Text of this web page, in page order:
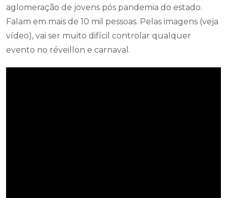
vídeo), vai ser muito difícil controlar qualquer
evento no réveillon e carnaval.